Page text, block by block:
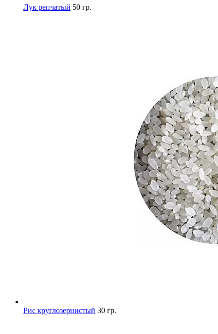
Лук репчатый 50 гр.
Рис круглозернистый 30 гр.